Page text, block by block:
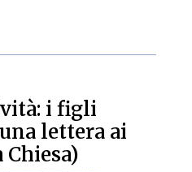
i figli
lettera ai